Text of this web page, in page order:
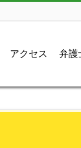
アクセス 弁護